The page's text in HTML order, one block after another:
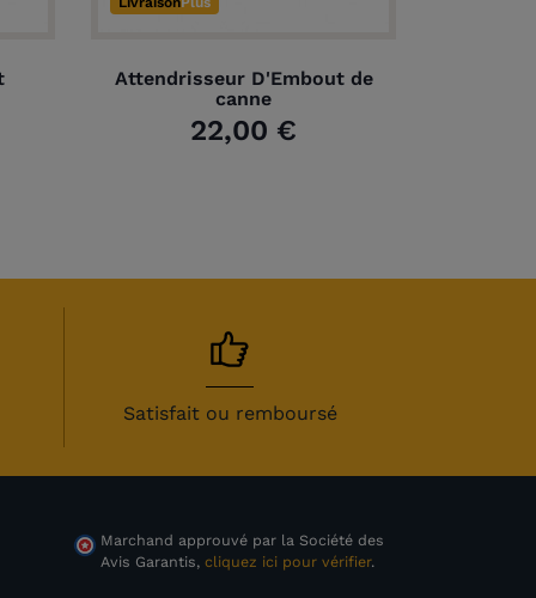
Attendrisseur D'Embout de
canne
22,00 €
Satisfait ou remboursé
Marchand approuvé par la Société des
Avis Garantis, cliquez ici pour vérifier.